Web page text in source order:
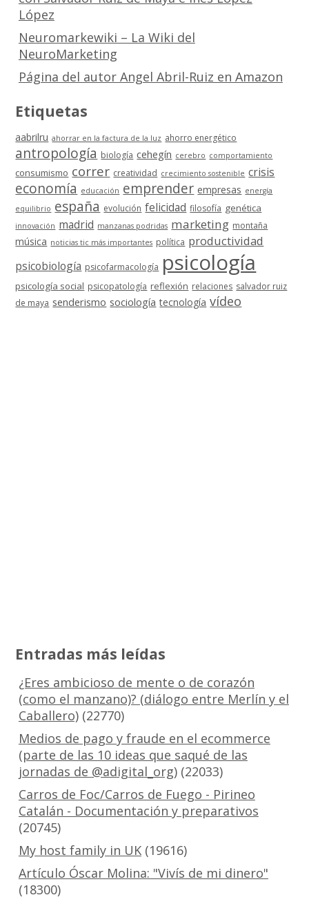
López
Neuromarkewiki – La Wiki del
NeuroMarketing
Página del autor Angel Abril-Ruiz en Amazon
Etiquetas
aabrilru ahorrar en la factura de la luz ahorro energético
antropología biología cehegín cerebro comportamiento
consumismo correr creatividad crecimiento sostenible crisis
economía educación emprender empresas energía
equilibrio españa evolución felicidad filosofía genética
innovación madrid manzanas podridas marketing montaña
música noticias tic más importantes política productividad
psicobiología psicofarmacología psicología
psicología social psicopatología reflexión relaciones salvador ruiz
de maya senderismo sociología tecnología vídeo
Entradas más leídas
¿Eres ambicioso de mente o de corazón
(como el manzano)? (diálogo entre Merlín y el
Caballero)(22770)
Medios de pago y fraude en el ecommerce
(parte de las 10 ideas que saqué de las
jornadas de @adigital_org)(22033)
Carros de Foc/Carros de Fuego - Pirineo
Catalán - Documentación y preparativos
(20745)
My host family in UK(19616)
Artículo Óscar Molina: "Vivís de mi dinero"
(18300)